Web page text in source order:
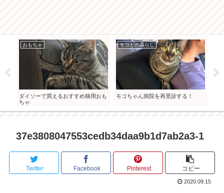
おもちゃ
ダイソーで買えるおすすめ猫用おも
ちゃ
モコとの暮らし
モコちゃん病院を再受診する！
37e3808047553cedb34daa9b1d7ab2a3-1
Twitter Facebook Pinterest コピー
2020.09.15